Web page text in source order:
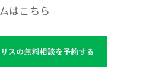
はこちら